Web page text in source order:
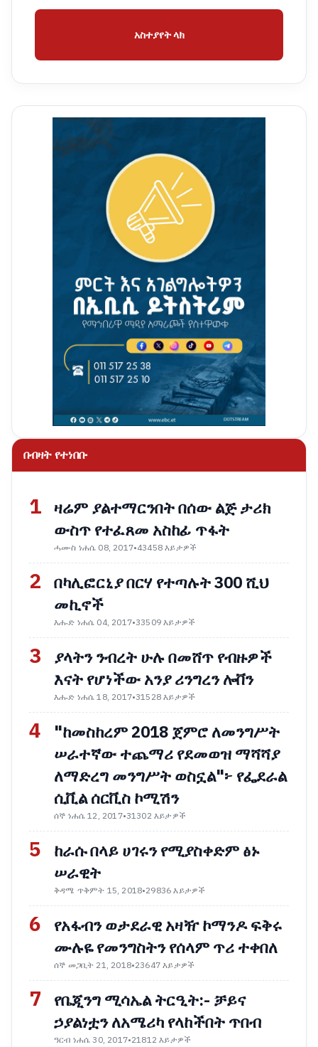
አስተያየት ላክ
በብዛት የተነበቡ
1 ዛሬም ያልተማርንበት በሰው ልጅ ታሪክ
ውስጥ የተፈጸመ አስከፊ ጥፋት
ሓሙስ ነሐሴ 08, 2017•43458 እይታዎች
2 በካሊፎርኒያ በርሃ የተጣሉት 300 ሺህ
መኪኖች
እሑድ ነሐሴ 04, 2017•33509 እይታዎች
3
ያላትን ንብረት ሁሉ በመሸጥ የብዙዎች
እናት የሆነችው አንያ ሪንግረን ሎቨን
እሑድ ነሐሴ 18, 2017•31528 እይታዎች
4
"ከመስከረም 2018 ጀምሮ ለመንግሥት
ሠራተኛው ተጨማሪ የደመወዝ ማሻሻያ
ለማድረግ መንግሥት ወስኗል"፦ የፌደራል
ሲቪል ሰርቪስ ኮሚሽን
ሰኞ ነሐሴ 12, 2017•31302 እይታዎች
5
ከራሱ በላይ ሀገሩን የሚያስቀድም ፅኑ
ሠራዊት
ቅዳሜ ጥቅምት 15, 2018•29836 እይታዎች
6
የአፋብን ወታደራዊ አዛዥ ኮማንዶ ፍቅሩ
ሙሉዬ የመንግስትን የሰላም ጥሪ ተቀበለ
ሰኞ መጋቢት 21, 2018•23647 እይታዎች
7
የቤጂንግ ሚሳኤል ትርዒት:- ቻይና
ኃያልነቷን ለአሜሪካ የላከችበት ጥበብ
ዓርብ ነሐሴ 30, 2017•21812 እይታዎች